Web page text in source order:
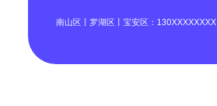
南山区丨罗湖区丨宝安区：130XXXXXXXX